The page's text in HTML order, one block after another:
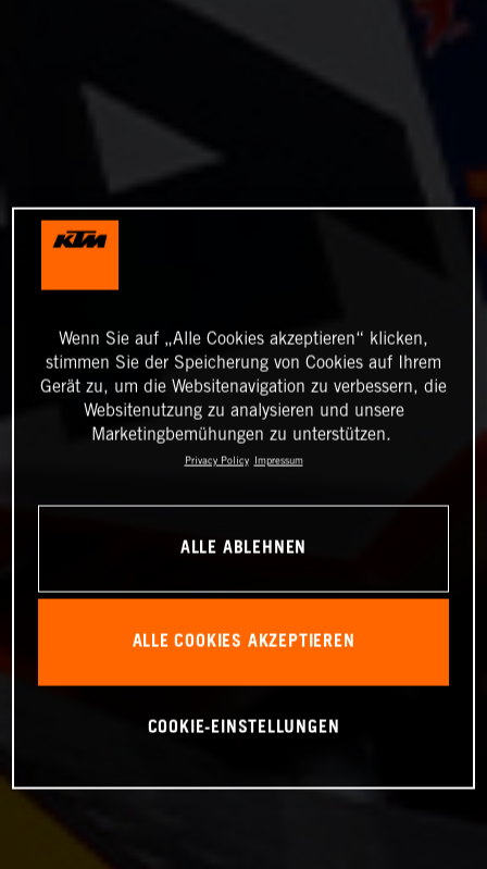
Wenn Sie auf „Alle Cookies akzeptieren“ klicken,
stimmen Sie der Speicherung von Cookies auf Ihrem
Gerät zu, um die Websitenavigation zu verbessern, die
Websitenutzung zu analysieren und unsere
Marketingbemühungen zu unterstützen.
Privacy Policy Impressum
ALLE ABLEHNEN
ALLE COOKIES AKZEPTIEREN
COOKIE-EINSTELLUNGEN